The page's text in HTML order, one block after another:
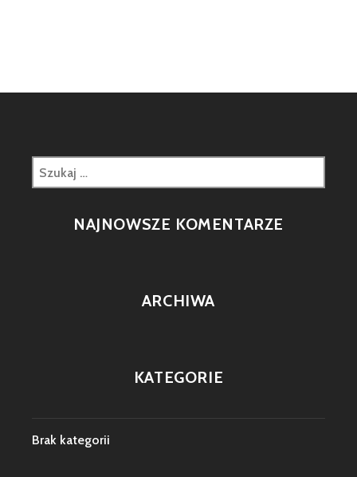
Szukaj:
NAJNOWSZE KOMENTARZE
ARCHIWA
KATEGORIE
Brak kategorii